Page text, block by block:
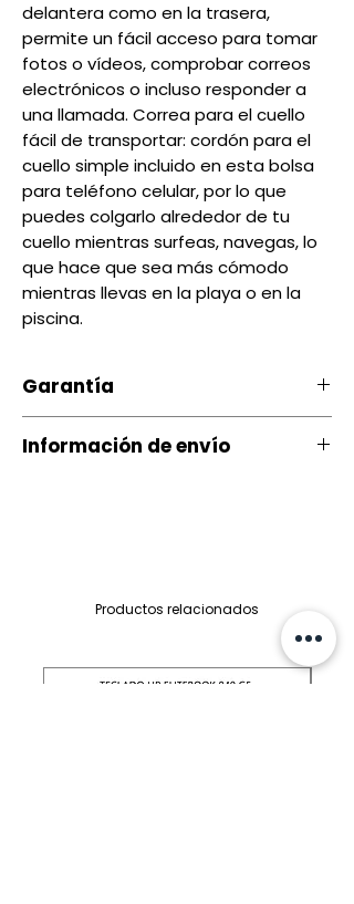
delantera como en la trasera,
permite un fácil acceso para tomar
fotos o vídeos, comprobar correos
electrónicos o incluso responder a
una llamada. Correa para el cuello
fácil de transportar: cordón para el
cuello simple incluido en esta bolsa
para teléfono celular, por lo que
puedes colgarlo alrededor de tu
cuello mientras surfeas, navegas, lo
que hace que sea más cómodo
mientras llevas en la playa o en la
piscina.
Garantía
Nuestro producto cuenta con u
na garantía 20 días, por daños
con nosotros al 097-901-05-26
y con gusto le ayudaremos
para encontrar una solución.
Información de envío
siguiente día $ 3.00
Quito mismo dia (depende del
Provincia entrega Servientrega
Productos relacionados